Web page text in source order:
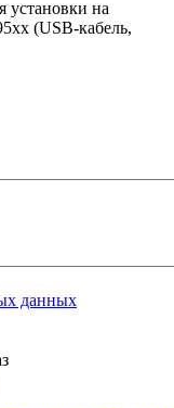
установки на
(USB-кабель,
данных